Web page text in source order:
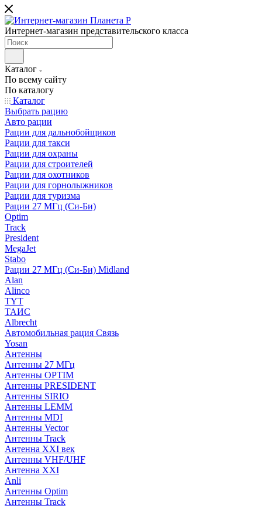
Интернет-магазин представительского класса
Каталог
По всему сайту
По каталогу
Каталог
Выбрать рацию
Авто рации
Рации для дальнобойщиков
Рации для такси
Рации для охраны
Рации для строителей
Рации для охотников
Рации для горнолыжников
Рации для туризма
Рации 27 МГц (Си-Би)
Optim
Track
President
MegaJet
Stabo
Рации 27 МГц (Си-Би) Midland
Alan
Alinco
TYT
ТАИС
Albrecht
Автомобильная рация Связь
Yosan
Антенны
Антенны 27 МГц
Антенны OPTIM
Антенны PRESIDENT
Антенны SIRIO
Антенны LEMM
Антенны MDI
Антенны Vector
Антенны Track
Антенна XXI век
Антенны VHF/UHF
Антенна XXI
Anli
Антенны Optim
Антенны Track